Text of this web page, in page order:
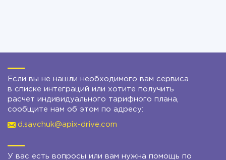
Если вы не нашли необходимого вам сервиса
в списке интеграций или хотите получить
расчет индивидуального тарифного плана,
сообщите нам об этом по адресу:
d.savchuk@apix-drive.com
У вас есть вопросы или вам нужна помощь по